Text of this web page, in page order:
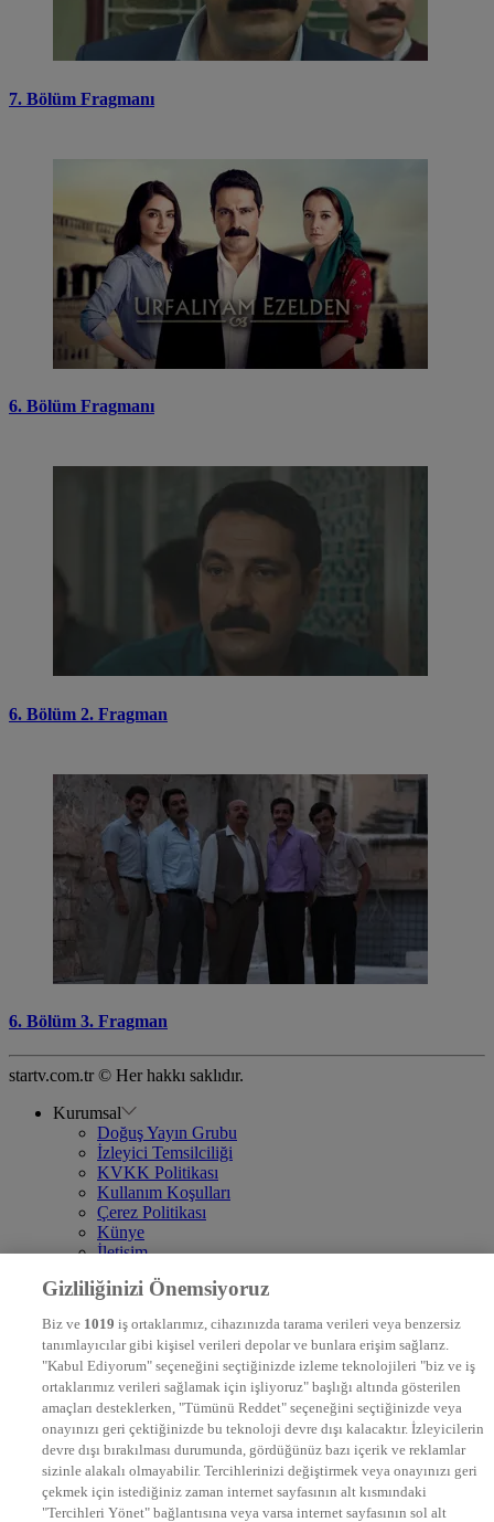
7. Bölüm Fragmanı
6. Bölüm Fragmanı
6. Bölüm 2. Fragman
6. Bölüm 3. Fragman
startv.com.tr © Her hakkı saklıdır.
Kurumsal
Doğuş Yayın Grubu
İzleyici Temsilciliği
KVKK Politikası
Kullanım Koşulları
Çerez Politikası
Künye
İletişim
DYG Televizyonlar
STAR
EURO STAR
KRAL POP TV
DYG Radyolar
NTV RADYO
KRAL FM
KRAL POP
EKSEN
VOYAGE
DYG Dijital
Gizliliğinizi Önemsiyoruz
Biz ve 1019 iş ortaklarımız, cihazınızda tarama verileri veya benzersiz
tanımlayıcılar gibi kişisel verileri depolar ve bunlara erişim sağlarız.
"Kabul Ediyorum" seçeneğini seçtiğinizde izleme teknolojileri "biz ve iş
ortaklarımız verileri sağlamak için işliyoruz" başlığı altında gösterilen
amaçları desteklerken, "Tümünü Reddet" seçeneğini seçtiğinizde veya
onayınızı geri çektiğinizde bu teknoloji devre dışı kalacaktır. İzleyicilerin
devre dışı bırakılması durumunda, gördüğünüz bazı içerik ve reklamlar
sizinle alakalı olmayabilir. Tercihlerinizi değiştirmek veya onayınızı geri
çekmek için istediğiniz zaman internet sayfasının alt kısmındaki
"Tercihleri Yönet" bağlantısına veya varsa internet sayfasının sol alt